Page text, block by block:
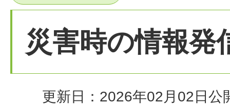
災害時の情報発
更新日：2026年02月02日 公